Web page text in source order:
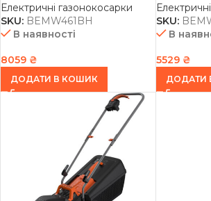
Електричні газонокосарки
SKU: BEMW461BH
В наявності
8059 ₴
ДОДАТИ В КОШИК
SKU:
В
5529 ₴
ДОДАТИ